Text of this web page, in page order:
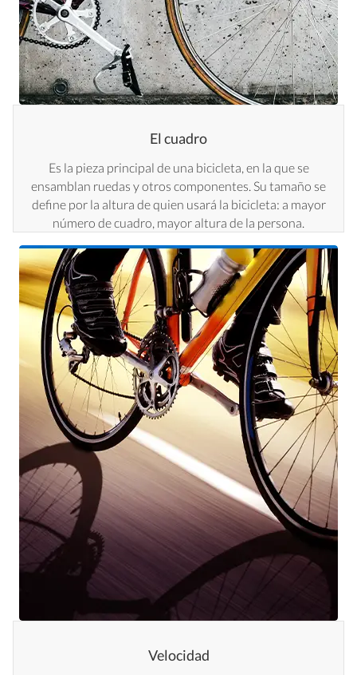
El cuadro
Es la pieza principal de una bicicleta, en la que se
ensamblan ruedas y otros componentes. Su tamaño se
define por la altura de quien usará la bicicleta: a mayor
número de cuadro, mayor altura de la persona.
Velocidad